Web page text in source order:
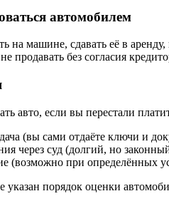
автомобилем
на машине, сдавать её в
продавать без согласия
авто, если вы перестали
(вы сами отдаёте ключи и
через суд (долгий, но
(возможно при определённых
указан порядок оценки